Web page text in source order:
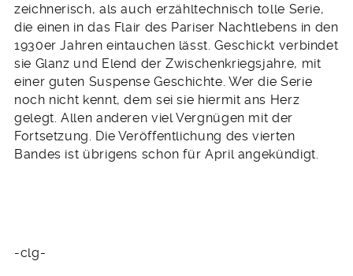
zeichnerisch, als auch erzähltechnisch tolle Serie,
die einen in das Flair des Pariser Nachtlebens in den
1930er Jahren eintauchen lässt. Geschickt verbindet
sie Glanz und Elend der Zwischenkriegsjahre, mit
einer guten Suspense Geschichte. Wer die Serie
noch nicht kennt, dem sei sie hiermit ans Herz
gelegt. Allen anderen viel Vergnügen mit der
Fortsetzung. Die Veröffentlichung des vierten
Bandes ist übrigens schon für April angekündigt.
-clg-